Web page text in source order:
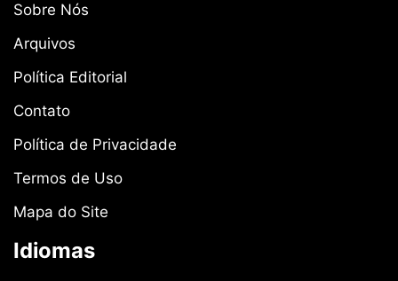
Sobre Nós
Arquivos
Política Editorial
Contato
Política de Privacidade
Termos de Uso
Mapa do Site
Idiomas